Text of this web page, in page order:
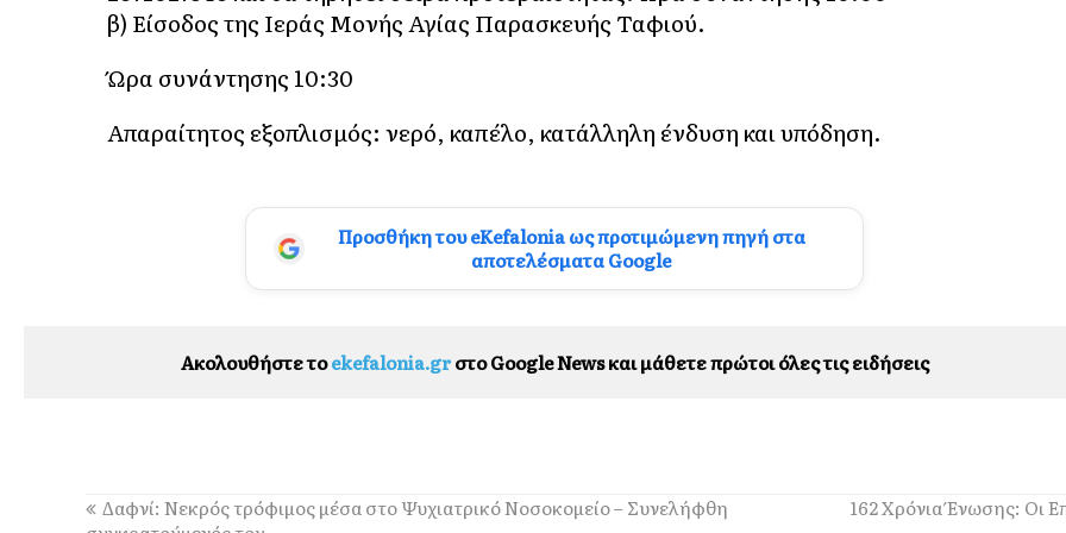
β) Είσοδος της Ιεράς Μονής Αγίας Παρασκευής Ταφιού.
Ώρα συνάντησης 10:30
Απαραίτητος εξοπλισμός: νερό, καπέλο, κατάλληλη ένδυση και υπόδηση.
Προσθήκη του eKefalonia ως προτιμώμενη πηγή στα
αποτελέσματα Google
Ακολουθήστε τοekefalonia.grστο Google News και μάθετε πρώτοι όλες τις ειδήσεις
Δαφνί: Νεκρός τρόφιμος μέσα στο Ψυχιατρικό Νοσοκομείο – Συνελήφθη
162 Χρόνια Ένωσης: Οι